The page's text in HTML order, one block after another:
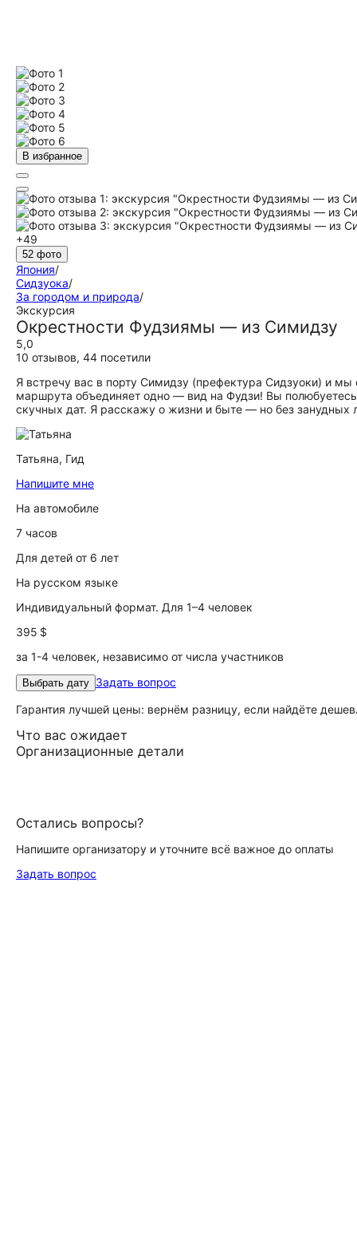
В избранное
+49
52 фото
Япония/
Сидзуока/
За городом и природа/
Экскурсия
Окрестности Фудзиямы — из Симидзу
5,0
10 отзывов, 44 посетили
Я встречу вас в порту Симидзу (префектура Сидзуоки) и
маршрута объединяет одно — вид на Фудзи! Вы
скучных дат. Я расскажу о жизни и быте — но без
Татьяна, Гид
Напишите мне
На автомобиле
7 часов
Для детей от 6 лет
На русском языке
Индивидуальный формат. Для 1–4 человек
395 $
за 1-4 человек, независимо от числа участников
Выбрать дату Задать вопрос
Гарантия лучшей цены: вернём разницу, если найдёте
Что вас ожидает
Организационные детали
Остались вопросы?
Напишите организатору и уточните всё важное до оплаты
Задать вопрос